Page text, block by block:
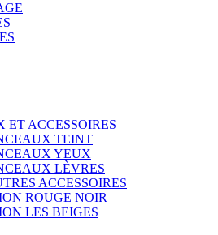
ET ACCESSOIRES
TEINT
YEUX
LÈVRES
ACCESSOIRES
ROUGE NOIR
LES BEIGES